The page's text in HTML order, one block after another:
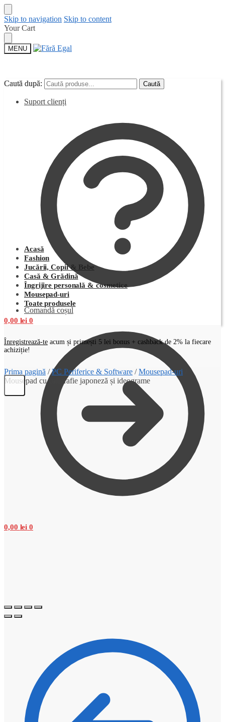
Skip to navigation Skip to content
Your Cart
MENU
Caută după: Caută
Suport clienți
Comandă coșul
0,00 lei 0
Caută după: Caută
Acasă
Fashion
Jucării, Copii & Bebe
Casă & Grădină
Îngrijire personală & cosmetice
Mousepad-uri
Toate produsele
0,00 lei 0
Înregistrează-te acum și primești 5 lei bonus + cashback de 2% la fiecare
achiziție!
Prima pagină /PC Periferice & Software /Mousepad-uri
Mousepad cu caligrafie japoneză și ideograme